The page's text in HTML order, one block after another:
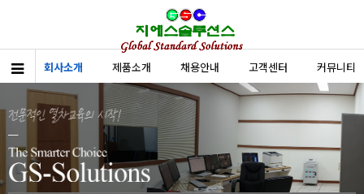
회사소개 제품소개 채용안내 고객센터 커뮤니티